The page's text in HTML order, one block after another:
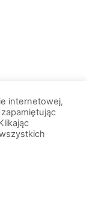
internetowej,